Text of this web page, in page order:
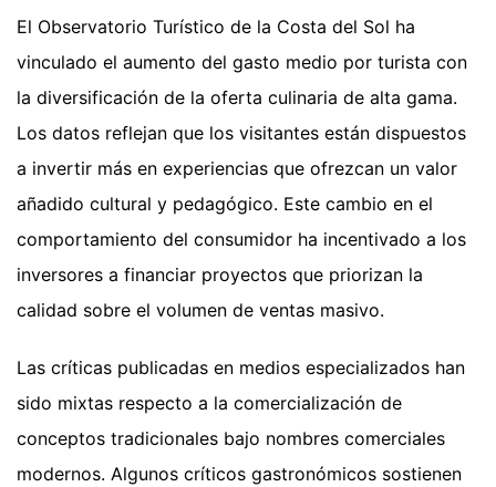
El Observatorio Turístico de la Costa del Sol ha
vinculado el aumento del gasto medio por turista con
la diversificación de la oferta culinaria de alta gama.
Los datos reflejan que los visitantes están dispuestos
a invertir más en experiencias que ofrezcan un valor
añadido cultural y pedagógico. Este cambio en el
comportamiento del consumidor ha incentivado a los
inversores a financiar proyectos que priorizan la
calidad sobre el volumen de ventas masivo.
Las críticas publicadas en medios especializados han
sido mixtas respecto a la comercialización de
conceptos tradicionales bajo nombres comerciales
modernos. Algunos críticos gastronómicos sostienen